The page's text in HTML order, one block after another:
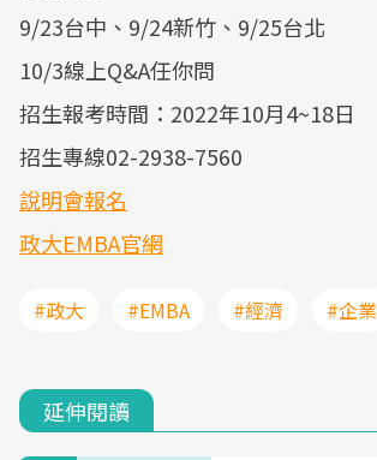
9/23台中、9/24新竹、9/25台北
10/3線上Q&A任你問
招生報考時間：2022年10月4~18日
招生專線02-2938-7560
說明會報名
政大EMBA官網
#政大 #EMBA #經濟 #企業
延伸閱讀